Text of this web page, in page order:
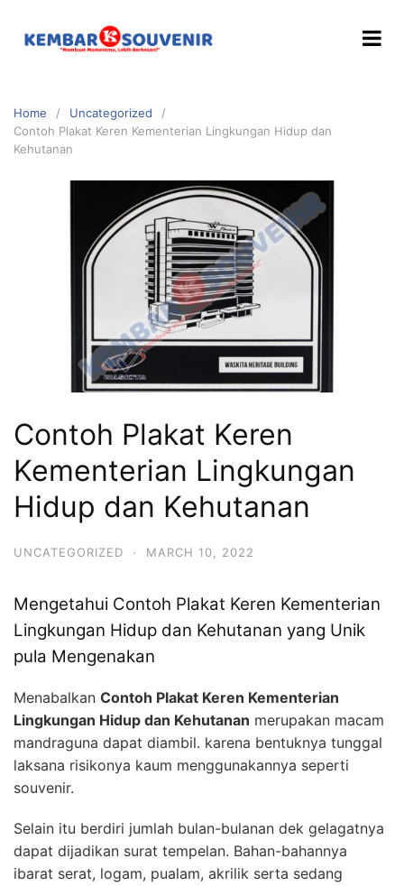
Home
Uncategorized
Contoh Plakat Keren Kementerian Lingkungan Hidup dan
Kehutanan
Contoh Plakat Keren
Kementerian Lingkungan
Hidup dan Kehutanan
UNCATEGORIZED · MARCH 10, 2022
Mengetahui Contoh Plakat Keren Kementerian
Lingkungan Hidup dan Kehutanan yang Unik
pula Mengenakan
Menabalkan Contoh Plakat Keren Kementerian
Lingkungan Hidup dan Kehutanan merupakan macam
mandraguna dapat diambil. karena bentuknya tunggal
laksana risikonya kaum menggunakannya seperti
souvenir.
Selain itu berdiri jumlah bulan-bulanan dek gelagatnya
dapat dijadikan surat tempelan. Bahan-bahannya
ibarat serat, logam, pualam, akrilik serta sedang